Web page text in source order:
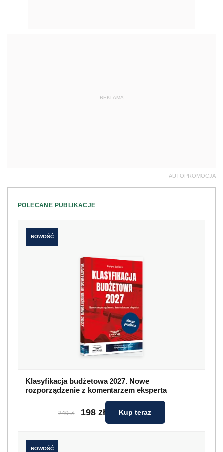
REKLAMA
AUTOPROMOCJA
POLECANE PUBLIKACJE
NOWOŚĆ
Klasyfikacja budżetowa 2027. Nowe
rozporządzenie z komentarzem eksperta
249 zł 198 zł Kup teraz
NOWOŚĆ